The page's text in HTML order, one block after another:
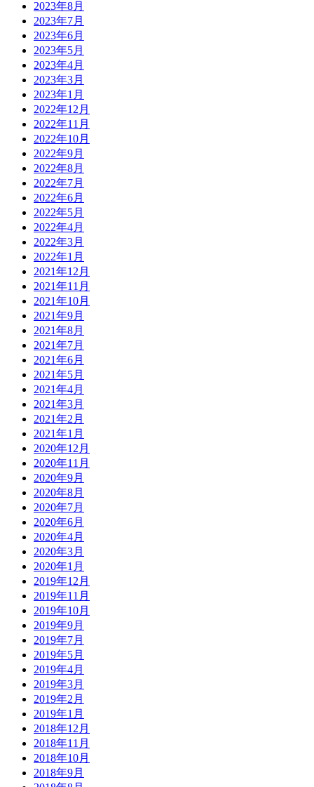
2023年8月
2023年7月
2023年6月
2023年5月
2023年4月
2023年3月
2023年1月
2022年12月
2022年11月
2022年10月
2022年9月
2022年8月
2022年7月
2022年6月
2022年5月
2022年4月
2022年3月
2022年1月
2021年12月
2021年11月
2021年10月
2021年9月
2021年8月
2021年7月
2021年6月
2021年5月
2021年4月
2021年3月
2021年2月
2021年1月
2020年12月
2020年11月
2020年9月
2020年8月
2020年7月
2020年6月
2020年4月
2020年3月
2020年1月
2019年12月
2019年11月
2019年10月
2019年9月
2019年7月
2019年5月
2019年4月
2019年3月
2019年2月
2019年1月
2018年12月
2018年11月
2018年10月
2018年9月